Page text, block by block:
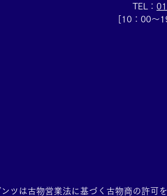
TEL：
[10：00～
ツは古物営業法に基づく古物商の許可